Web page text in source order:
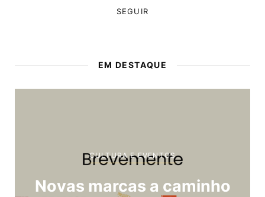
SEGUIR
EM DESTAQUE
CULTURA E EVENTOS
Novas marcas a caminho